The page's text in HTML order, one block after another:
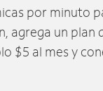
por minuto
agrega un plan
$5 al mes y